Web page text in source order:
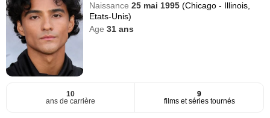
Naissance25 mai 1995(Chicago - Illinois,
Etats-Unis)
Age31 ans
10
ans de carrière
9
films et séries tournés